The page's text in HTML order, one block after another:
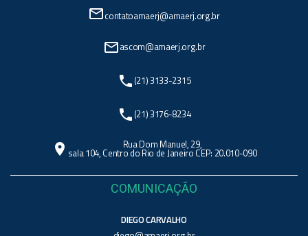
mail_outlinecontatoamaerj@amaerj.org.br
mail_outlineascom@amaerj.org.br
phone (21) 3133-2315
phone (21) 3176-8234
location_on Rua Dom Manuel, 29,
sala 104, Centro do Rio de Janeiro CEP: 20.010-090
COMUNICAÇÃO
DIEGO CARVALHO